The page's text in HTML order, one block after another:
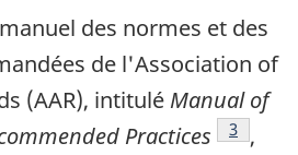
des normes et des
de l'Association of
(AAR), intitulé Manual of
Practices
Note de
3 ,